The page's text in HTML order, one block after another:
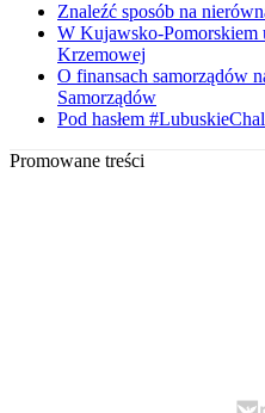
Znaleźć sposób na
W Kujawsko-Pomorskiem
Krzemowej
O finansach samorządów
Samorządów
Pod hasłem
Promowane treści